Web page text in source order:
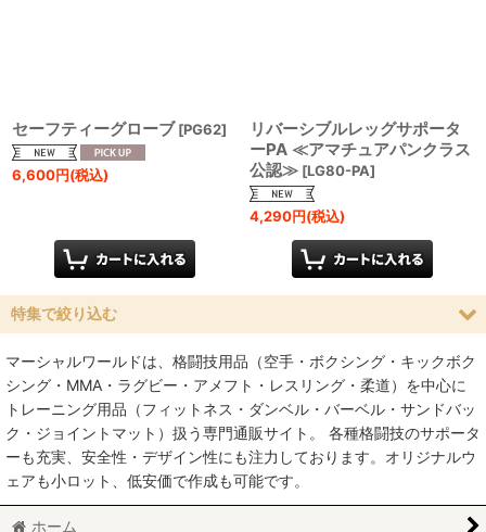
セーフティーグローブ [PG62]
6,600円(税込)
リバーシブルレッグサポータ
ーPA ≪アマチュアパンクラス
公認≫ [LG80-PA]
4,290円(税込)
特集で絞り込む
空手
MMA総合格闘技
柔術
柔道
マーシャルワールドは、格闘技用品（空手・ボクシング・キックボク
シング・MMA・ラグビー・アメフト・レスリング・柔道）を中心に
トレーニング用品（フィットネス・ダンベル・バーベル・サンドバッ
ク・ジョイントマット）扱う専門通販サイト。 各種格闘技のサポータ
ーも充実、安全性・デザイン性にも注力しております。オリジナルウ
ェアも小ロット、低安価で作成も可能です。
ホーム